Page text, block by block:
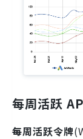
每周活跃
每周活跃令牌